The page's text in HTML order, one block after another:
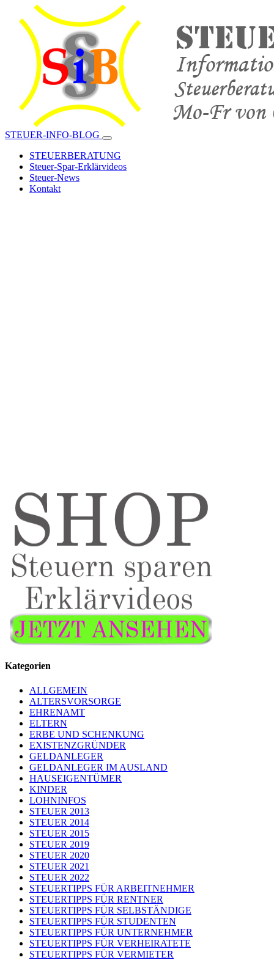
STEUER-INFO-BLOG
STEUERBERATUNG
Steuer-Spar-Erklärvideos
Steuer-News
Kontakt
Kategorien
ALLGEMEIN
ALTERSVORSORGE
EHRENAMT
ELTERN
ERBE UND SCHENKUNG
EXISTENZGRÜNDER
GELDANLEGER
GELDANLEGER IM AUSLAND
HAUSEIGENTÜMER
KINDER
LOHNINFOS
STEUER 2013
STEUER 2014
STEUER 2015
STEUER 2019
STEUER 2020
STEUER 2021
STEUER 2022
STEUERTIPPS FÜR ARBEITNEHMER
STEUERTIPPS FÜR RENTNER
STEUERTIPPS FÜR SELBSTÄNDIGE
STEUERTIPPS FÜR STUDENTEN
STEUERTIPPS FÜR UNTERNEHMER
STEUERTIPPS FÜR VERHEIRATETE
STEUERTIPPS FÜR VERMIETER